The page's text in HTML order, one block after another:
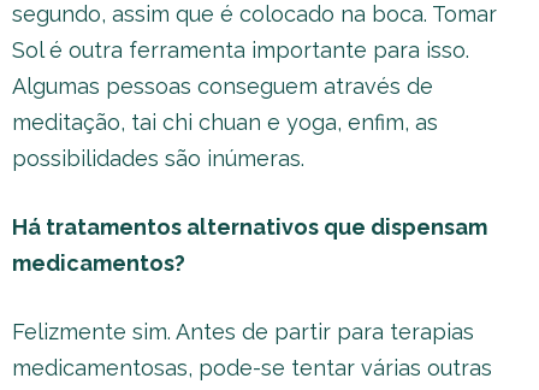
segundo, assim que é colocado na boca. Tomar
Sol é outra ferramenta importante para isso.
Algumas pessoas conseguem através de
meditação, tai chi chuan e yoga, enfim, as
possibilidades são inúmeras.
Há tratamentos alternativos que dispensam
medicamentos?
Felizmente sim. Antes de partir para terapias
medicamentosas, pode-se tentar várias outras